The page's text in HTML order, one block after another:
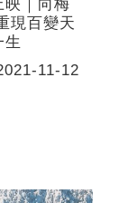
映｜向梅
現百變天
生
11-12